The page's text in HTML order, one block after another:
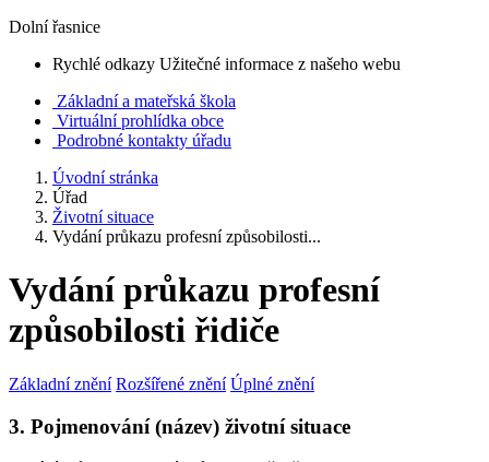
Dolní řasnice
Rychlé odkazy Užitečné informace z našeho webu
Základní a mateřská škola
Virtuální prohlídka obce
Podrobné kontakty úřadu
Úvodní stránka
Úřad
Životní situace
Vydání průkazu profesní způsobilosti...
Vydání průkazu profesní
způsobilosti řidiče
Základní znění Rozšířené znění Úplné znění
3. Pojmenování (název) životní situace